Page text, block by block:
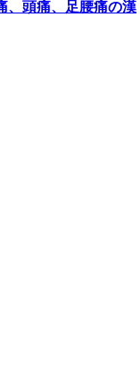
、頭痛、足腰痛の漢